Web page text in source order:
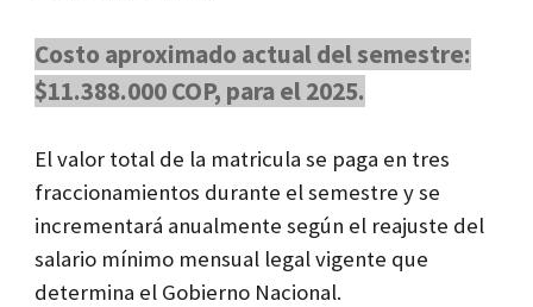
Costo aproximado actual del semestre:
$11.388.000 COP, para el 2025.
El valor total de la matricula se paga en tres
fraccionamientos durante el semestrey se
incrementará anualmente según el reajuste del
salario mínimo mensual legal vigente que
determina el Gobierno Nacional.